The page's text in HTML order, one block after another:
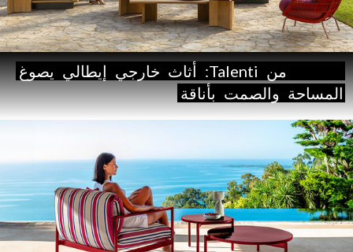
من Talenti: أثاث خارجي إيطالي يصوغ
المساحة والصمت بأناقة